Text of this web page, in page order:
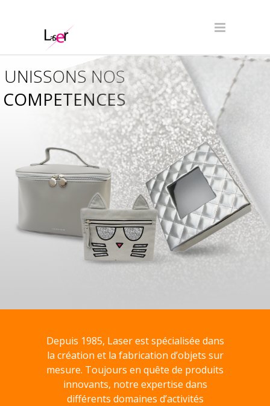
COMPETENCES
UNISSONS NOS
Depuis 1985, Laser est spécialisée dans
la création et la fabrication d’objets sur
mesure. Toujours en quête de produits
innovants, notre expertise dans
différents domaines d’activités